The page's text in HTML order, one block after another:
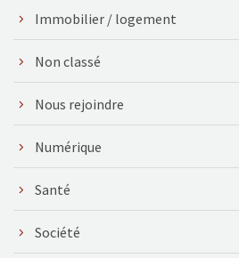
Immobilier / logement
Non classé
Nous rejoindre
Numérique
Santé
Société